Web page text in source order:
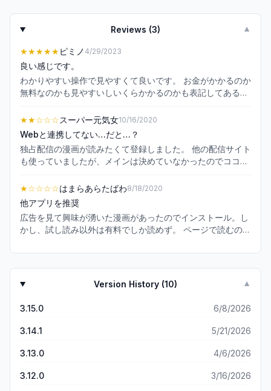
Reviews (3) ▼
★★★★★ピミノ 4/29/2023
良い感じです。
わかりやすい操作で見やすくて良いです。 お金がかかるのか
無料なのかも見やすいしいくらかかるのかも表記してあるの
★★☆☆☆スーパー元気女10/16/2020
Webと連携してない…だと…？
独占配信の漫画が読みたくて登録しました。 他の配信サイト
も使っていましたが、メインは決めていなかったのでココに
入しました。 どーせならと思いアプリも入れたところ、ログ
インできそうなボタンがなく… 色々探しまくった挙句、Q&A
にたどり着き、まさかのWebで買ったポイント、コインは連
携できないとの文字。 今時そんなことあります？うそですよ
ね？あんなcmバンバンやって最大級の会員数で？ 他の方の
感が残念。
★☆☆☆☆はまらあらたばわ8/18/2020
他アプリを推奨
広告を見て興味が湧いた漫画があったのでインストール。し
かし、試し読み以外は有料でしか読めず。 ページで読むので
来小さいコマと大きいコマを、同じような大きさで表示する
感覚によって違うと思いますが、他アプリを経験した事があ
る者からすると『ある程度無料で読める→本当に好きになっ
めちゃコミックは『全部有料。または、10話無料(中身は1話
を3分割にしたので結局3話分)で、それ以降は有料』という
損はしませんが、他アプリにも掲載されている作品も多いた
Version History (10) ▼
3.15.0 6/8/2026
3.14.1 5/21/2026
3.13.0 4/6/2026
3.12.0 3/16/2026